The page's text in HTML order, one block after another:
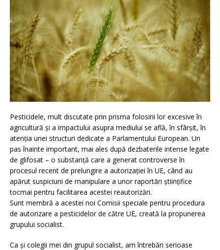
Pesticidele, mult discutate prin prisma folosirii lor excesive în
agricultură și a impactului asupra mediului se află, în sfârșit, în
atenția unei structuri dedicate a Parlamentului European. Un
pas înainte important, mai ales după dezbaterile intense legate
de glifosat – o substanță care a generat controverse în
procesul recent de prelungire a autorizației în UE, când au
apărut suspiciuni de manipulare a unor raportări științifice
tocmai pentru facilitarea acestei reautorizări.
Sunt membră a acestei noi Comisii speciale pentru procedura
de autorizare a pesticidelor de către UE, creată la propunerea
grupului socialist.
Ca și colegii mei din grupul socialist, am întrebări serioase